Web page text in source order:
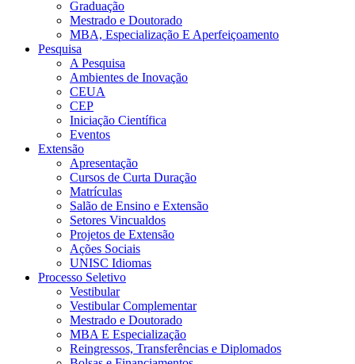
Graduação
Mestrado e Doutorado
MBA, Especialização E Aperfeiçoamento
Pesquisa
A Pesquisa
Ambientes de Inovação
CEUA
CEP
Iniciação Científica
Eventos
Extensão
Apresentação
Cursos de Curta Duração
Matrículas
Salão de Ensino e Extensão
Setores Vincualdos
Projetos de Extensão
Ações Sociais
UNISC Idiomas
Processo Seletivo
Vestibular
Vestibular Complementar
Mestrado e Doutorado
MBA E Especialização
Reingressos, Transferências e Diplomados